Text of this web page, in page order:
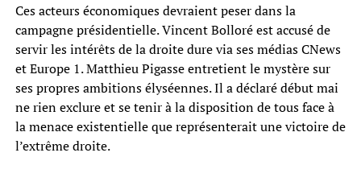
Ces acteurs économiques devraient peser dans la
campagne présidentielle. Vincent Bolloré est accusé de
servir les intérêts de la droite dure via ses médias CNews
et Europe 1. Matthieu Pigasse entretient le mystère sur
ses propres ambitions élyséennes. Il a déclaré début mai
ne rien exclure et se tenir à la disposition de tous face à
la menace existentielle que représenterait une victoire de
l’extrême droite.